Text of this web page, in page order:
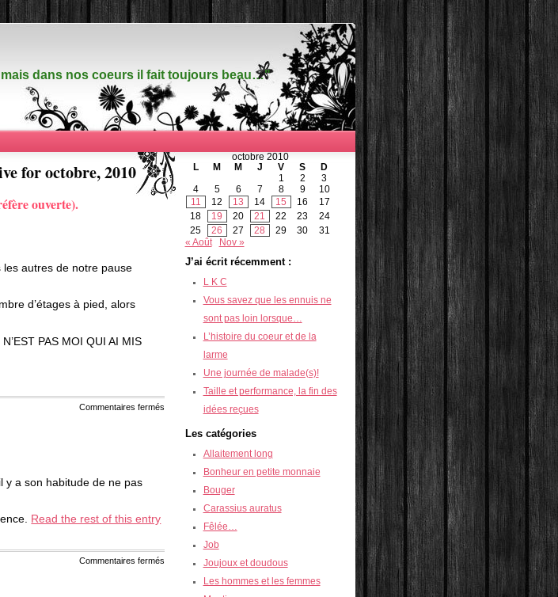
dans nos coeurs il fait toujours beau…"
for octobre, 2010
ouverte).
les autres de notre pause
d’étages à pied, alors
PAS MOI QUI AI MIS
Commentaires ferméssur
qu’une
y a son habitude de ne pas
Read the rest of this entry
Commentaires ferméssur
octobre 2010
L
M M J V S
D
1
2
3
4
5 6 7 8 9
10
11
12 13 14 15 16
17
18
19 20 21 22 23
24
25
26 27 28 29 30
31
« Août
Nov »
J’ai écrit récemment :
L K C
Vous savez que les ennuis ne
sont pas loin lorsque…
L’histoire du coeur et de la
larme
Une journée de malade(s)!
Taille et performance, la fin des
idées reçues
Les catégories
Allaitement long
Bonheur en petite monnaie
Bouger
Carassius auratus
Fêlée…
Job
Joujoux et doudous
Les hommes et les femmes